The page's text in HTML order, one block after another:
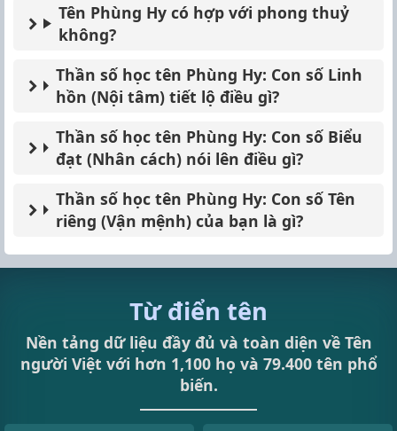
Tên Phùng Hy có hợp với phong thuỷ
không?
Thần số học tên Phùng Hy: Con số Linh
hồn (Nội tâm) tiết lộ điều gì?
Thần số học tên Phùng Hy: Con số Biểu
đạt (Nhân cách) nói lên điều gì?
Thần số học tên Phùng Hy: Con số Tên
riêng (Vận mệnh) của bạn là gì?
Từ điển tên
Nền tảng dữ liệu đầy đủ và toàn diện về Tên
người Việt với hơn 1,100 họ và 79.400 tên phổ
biến.